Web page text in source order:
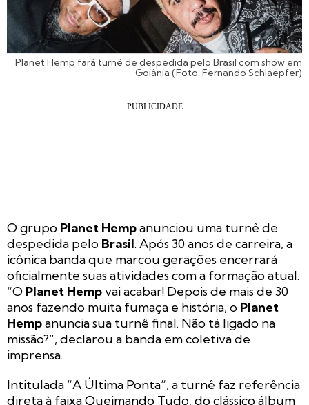
Planet Hemp fará turnê de despedida pelo Brasil com show em
Goiânia (Foto: Fernando Schlaepfer)
O grupo Planet Hempanunciou uma turnê de
despedida pelo Brasil. Após 30 anos de carreira, a
icônica banda que marcou gerações encerrará
oficialmente suas atividades com a formação atual.
“O Planet Hempvai acabar! Depois de mais de 30
anos fazendo muita fumaça e história, o Planet
Hempanuncia sua turnê final. Não tá ligado na
missão?”, declarou a banda em coletiva de
imprensa.
Intitulada “A Última Ponta“, a turnê faz referência
direta à faixaQueimando Tudo, do clássico álbum